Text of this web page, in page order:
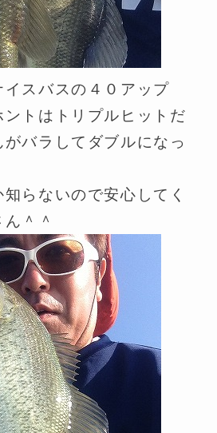
イスバスの４０アップ
ントはトリプルヒットだ
バラしてダブルになっ
らないので安心してく
＾＾